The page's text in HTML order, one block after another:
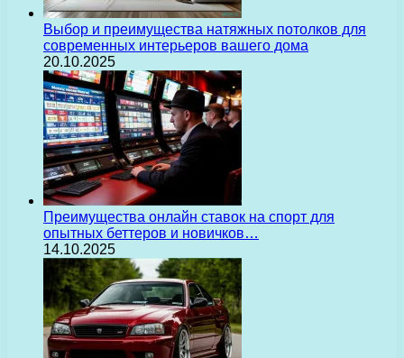
Выбор и преимущества натяжных потолков для
современных интерьеров вашего дома
20.10.2025
Преимущества онлайн ставок на спорт для
опытных беттеров и новичков…
14.10.2025